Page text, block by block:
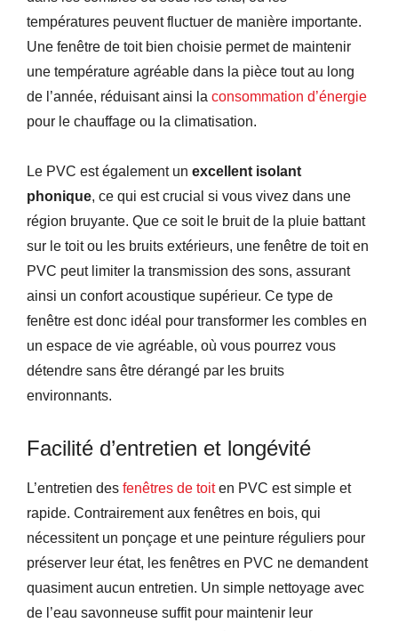
températures peuvent fluctuer de manière importante.
Une fenêtre de toit bien choisie permet de maintenir
une température agréable dans la pièce tout au long
de l’année, réduisant ainsi la consommation d’énergie
pour le chauffage ou la climatisation.
Le PVC est également un excellent isolant
phonique, ce qui est crucial si vous vivez dans une
région bruyante. Que ce soit le bruit de la pluie battant
sur le toit ou les bruits extérieurs, une fenêtre de toit en
PVC peut limiter la transmission des sons, assurant
ainsi un confort acoustique supérieur. Ce type de
fenêtre est donc idéal pour transformer les combles en
un espace de vie agréable, où vous pourrez vous
détendre sans être dérangé par les bruits
environnants.
Facilité d’entretien et longévité
L’entretien des fenêtres de toiten PVC est simple et
rapide. Contrairement aux fenêtres en bois, qui
nécessitent un ponçage et une peinture réguliers pour
préserver leur état, les fenêtres en PVC ne demandent
quasiment aucun entretien. Un simple nettoyage avec
de l’eau savonneuse suffit pour maintenir leur